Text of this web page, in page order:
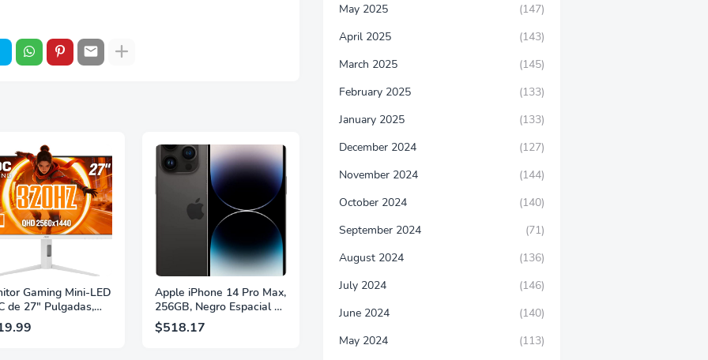
Gaming Mini-LED
de 27" Pulgadas,
2560×1440, 320Hz,
GtG, DisplayHDR,
Apple iPhone 14 Pro Max,
256GB, Negro Espacial -
Desbloqueado
(Renovado)
$518.17
May 2025
(147)
April 2025
(143)
March 2025
(145)
February 2025
(133)
January 2025
(133)
December 2024
(127)
November 2024
(144)
October 2024
(140)
September 2024
(71)
August 2024
(136)
July 2024
(146)
June 2024
(140)
May 2024
(113)